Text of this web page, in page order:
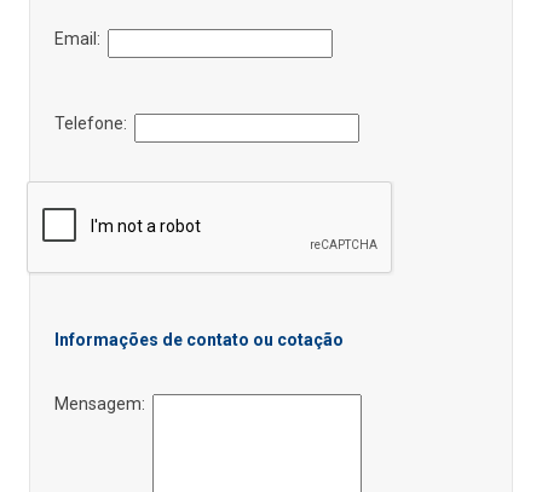
Email:
Telefone:
Informações de contato ou cotação
Mensagem: